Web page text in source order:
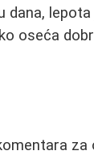
dana,
oseća
za